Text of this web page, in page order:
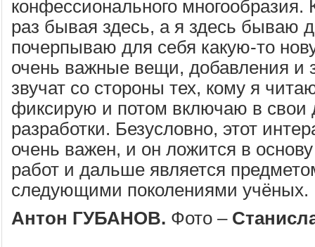
конфессионального
раз бывая здесь, а я здесь бываю
почерпываю для себя какую-то
очень важные вещи, добавления и
звучат со стороны тех, кому я
фиксирую и потом включаю в свои
разработки. Безусловно, этот
очень важен, и он ложится в
работ и дальше является
следующими поколениями учёных.
Антон ГУБАНОВ. Фото –